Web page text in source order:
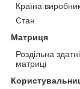
Країна
Стан
Матриця
Роздільна
матриці